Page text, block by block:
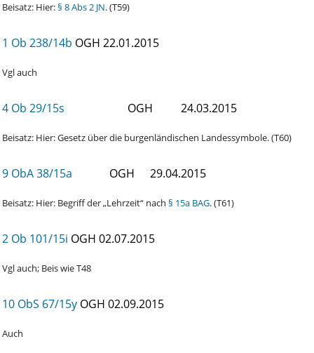
Beisatz: Hier:§ 8 Abs 2 JN. (T59)
1 Ob 238/14b OGH 22.01.2015
Vgl auch
4 Ob 29/15s OGH 24.03.2015
Beisatz: Hier: Gesetz über die burgenländischen Landessymbole. (T60)
9 ObA 38/15a OGH 29.04.2015
Beisatz: Hier: Begriff der „Lehrzeit“ nach § 15a BAG. (T61)
2 Ob 101/15i OGH 02.07.2015
Vgl auch; Beis wie T48
10 ObS 67/15y OGH 02.09.2015
Auch